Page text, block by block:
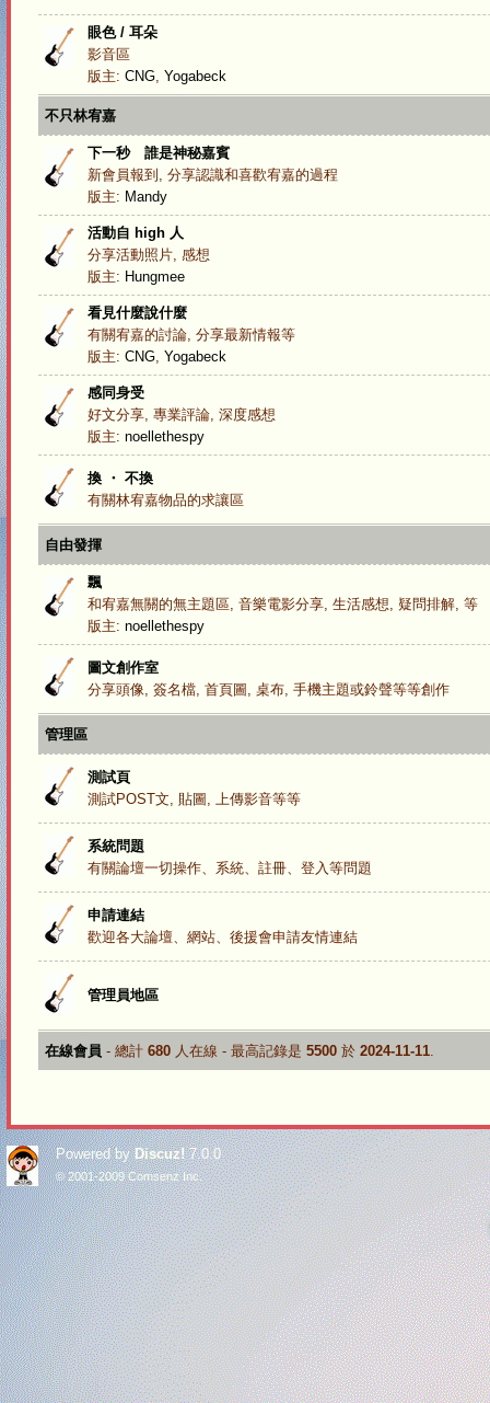
眼色 / 耳朵
影音區
版主: CNG, Yogabeck
不只林宥嘉
下一秒 誰是神秘嘉賓
新會員報到, 分享認識和喜歡宥嘉的過程
版主: Mandy
活動自 high 人
分享活動照片, 感想
版主: Hungmee
看見什麼說什麼
有關宥嘉的討論, 分享最新情報等
版主: CNG, Yogabeck
感同身受
好文分享, 專業評論, 深度感想
版主: noellethespy
換 ・ 不換
有關林宥嘉物品的求讓區
自由發揮
飄
和宥嘉無關的無主題區, 音樂電影分享, 生活感想, 疑問排解, 等
版主: noellethespy
圖文創作室
分享頭像, 簽名檔, 首頁圖, 桌布, 手機主題或鈴聲等等創作
管理區
測試頁
測試POST文, 貼圖, 上傳影音等等
系統問題
有關論壇一切操作、系統、註冊、登入等問題
申請連結
歡迎各大論壇、網站、後援會申請友情連結
管理員地區
在線會員 - 總計 680 人在線 - 最高記錄是 5500 於 2024-11-11.
Powered byDiscuz! 7.0.0
© 2001-2009Comsenz Inc.